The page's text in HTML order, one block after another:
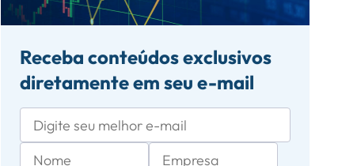
Receba conteúdos exclusivos
diretamente em seu e-mail